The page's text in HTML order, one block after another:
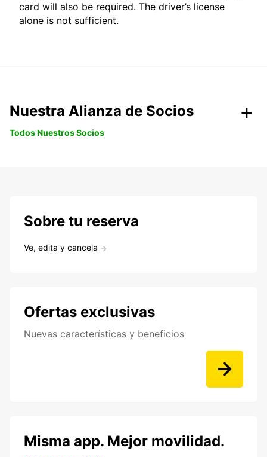
card will also be required. The driver’s license
alone is not sufficient.
Nuestra Alianza de Socios
Todos Nuestros Socios
Sobre tu reserva
Ve, edita y cancela
Ofertas exclusivas
Nuevas características y beneficios
Misma app. Mejor movilidad.